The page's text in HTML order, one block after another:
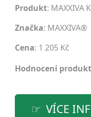
Produkt: MAXXIVA
Značka: MAXXIVA®
Cena: 1 205 Kč
Hodnocení
VÍCE